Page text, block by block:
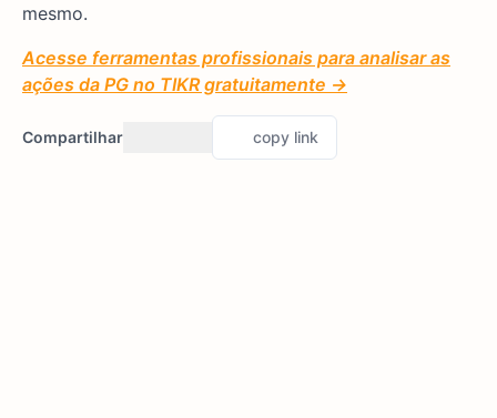
mesmo.
Acesse ferramentas profissionais para analisar as
ações da PG no TIKR gratuitamente →
Compartilhar copy link